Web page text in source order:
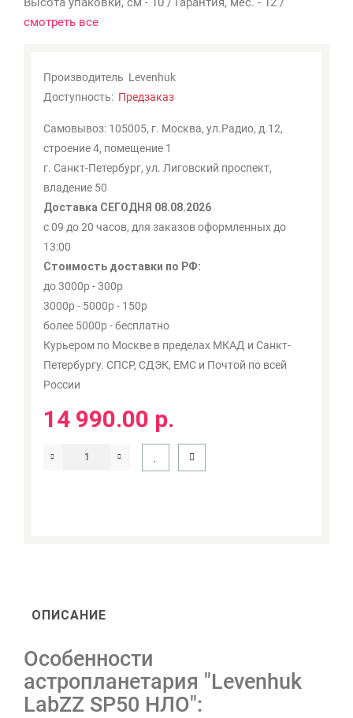
смотреть все
Производитель Levenhuk
Доступность: Предзаказ
Самовывоз: 105005, г. Москва, ул.Радио, д.12,
строение 4, помещение 1
г. Санкт-Петербург, ул. Лиговский проспект,
владение 50
Доставка СЕГОДНЯ 08.08.2026
с 09 до 20 часов, для заказов оформленных до
13:00
Стоимость доставки по РФ:
до 3000р - 300р
3000р - 5000р - 150р
более 5000р - бесплатно
Курьером по Москве в пределах МКАД и Санкт-
Петербургу. СПСР, СДЭК, ЕМС и Почтой по всей
России
14 990.00 р.
ОПИСАНИЕ
Особенности
астропланетария "Levenhuk
LabZZ SP50 НЛО":